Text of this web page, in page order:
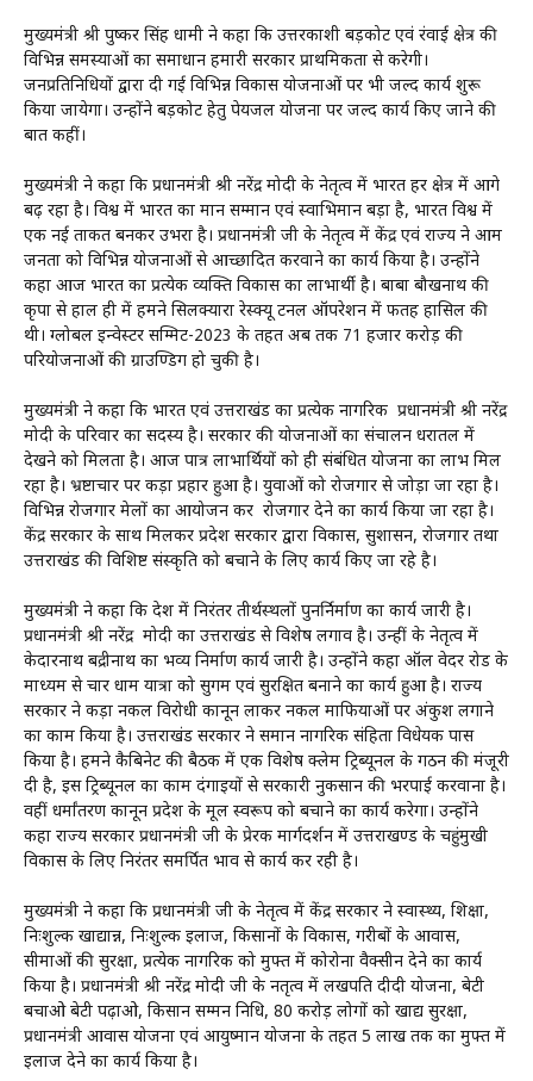
मुख्यमंत्री श्री पुष्कर सिंह धामी ने कहा कि उत्तरकाशी बड़कोट एवं रंवाई क्षेत्र की
विभिन्न समस्याओं का समाधान हमारी सरकार प्राथमिकता से करेगी।
जनप्रतिनिधियों द्वारा दी गई विभिन्न विकास योजनाओं पर भी जल्द कार्य शुरू
किया जायेगा। उन्होंने बड़कोट हेतु पेयजल योजना पर जल्द कार्य किए जाने की
बात कहीं।
मुख्यमंत्री ने कहा कि प्रधानमंत्री श्री नरेंद्र मोदी के नेतृत्व में भारत हर क्षेत्र में आगे
बढ़ रहा है। विश्व में भारत का मान सम्मान एवं स्वाभिमान बड़ा है, भारत विश्व में
एक नई ताकत बनकर उभरा है। प्रधानमंत्री जी के नेतृत्व में केंद्र एवं राज्य ने आम
जनता को विभिन्न योजनाओं से आच्छादित करवाने का कार्य किया है। उन्होंने
कहा आज भारत का प्रत्येक व्यक्ति विकास का लाभार्थी है। बाबा बौखनाथ की
कृपा से हाल ही में हमने सिलक्यारा रेस्क्यू टनल ऑपरेशन में फतह हासिल की
थी। ग्लोबल इन्वेस्टर सम्मिट-2023 के तहत अब तक 71 हजार करोड़ की
परियोजनाओं की ग्राउण्डिग हो चुकी है।
मुख्यमंत्री ने कहा कि भारत एवं उत्तराखंड का प्रत्येक नागरिक प्रधानमंत्री श्री नरेंद्र
मोदी के परिवार का सदस्य है। सरकार की योजनाओं का संचालन धरातल में
देखने को मिलता है। आज पात्र लाभार्थियों को ही संबंधित योजना का लाभ मिल
रहा है। भ्रष्टाचार पर कड़ा प्रहार हुआ है। युवाओं को रोजगार से जोड़ा जा रहा है।
विभिन्न रोजगार मेलों का आयोजन कर रोजगार देने का कार्य किया जा रहा है।
केंद्र सरकार के साथ मिलकर प्रदेश सरकार द्वारा विकास, सुशासन, रोजगार तथा
उत्तराखंड की विशिष्ट संस्कृति को बचाने के लिए कार्य किए जा रहे है।
मुख्यमंत्री ने कहा कि देश में निरंतर तीर्थस्थलों पुनर्निर्माण का कार्य जारी है।
प्रधानमंत्री श्री नरेंद्र मोदी का उत्तराखंड से विशेष लगाव है। उन्हीं के नेतृत्व में
केदारनाथ बद्रीनाथ का भव्य निर्माण कार्य जारी है। उन्होंने कहा ऑल वेदर रोड के
माध्यम से चार धाम यात्रा को सुगम एवं सुरक्षित बनाने का कार्य हुआ है। राज्य
सरकार ने कड़ा नकल विरोधी कानून लाकर नकल माफियाओं पर अंकुश लगाने
का काम किया है। उत्तराखंड सरकार ने समान नागरिक संहिता विधेयक पास
किया है। हमने कैबिनेट की बैठक में एक विशेष क्लेम ट्रिब्यूनल के गठन की मंजूरी
दी है, इस ट्रिब्यूनल का काम दंगाइयों से सरकारी नुकसान की भरपाई करवाना है।
वहीं धर्मांतरण कानून प्रदेश के मूल स्वरूप को बचाने का कार्य करेगा। उन्होंने
कहा राज्य सरकार प्रधानमंत्री जी के प्रेरक मार्गदर्शन में उत्तराखण्ड के चहुंमुखी
विकास के लिए निरंतर समर्पित भाव से कार्य कर रही है।
मुख्यमंत्री ने कहा कि प्रधानमंत्री जी के नेतृत्व में केंद्र सरकार ने स्वास्थ्य, शिक्षा,
निःशुल्क खाद्यान्न, निःशुल्क इलाज, किसानों के विकास, गरीबों के आवास,
सीमाओं की सुरक्षा, प्रत्येक नागरिक को मुफ्त में कोरोना वैक्सीन देने का कार्य
किया है। प्रधानमंत्री श्री नरेंद्र मोदी जी के नतृत्व में लखपति दीदी योजना, बेटी
बचाओ बेटी पढ़ाओ, किसान सम्मन निधि, 80 करोड़ लोगों को खाद्य सुरक्षा,
प्रधानमंत्री आवास योजना एवं आयुष्मान योजना के तहत 5 लाख तक का मुफ्त में
इलाज देने का कार्य किया है।